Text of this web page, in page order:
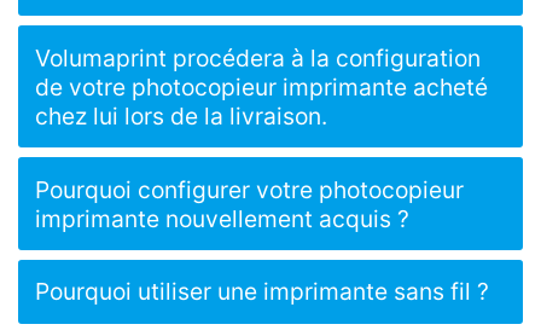
Volumaprint procédera à la configuration
de votre photocopieur imprimante acheté
chez lui lors de la livraison.
Pourquoi configurer votre photocopieur
imprimante nouvellement acquis ?
Pourquoi utiliser une imprimante sans fil ?